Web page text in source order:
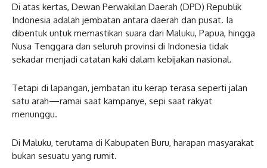
Di atas kertas, Dewan Perwakilan Daerah (DPD) Republik
Indonesia adalah jembatan antara daerah dan pusat. Ia
dibentuk untuk memastikan suara dari Maluku, Papua, hingga
Nusa Tenggara dan seluruh provinsi di Indonesia tidak
sekadar menjadi catatan kaki dalam kebijakan nasional.
Tetapi di lapangan, jembatan itu kerap terasa seperti jalan
satu arah—ramai saat kampanye, sepi saat rakyat
menunggu.
Di Maluku, terutama di Kabupaten Buru, harapan masyarakat
bukan sesuatu yang rumit.